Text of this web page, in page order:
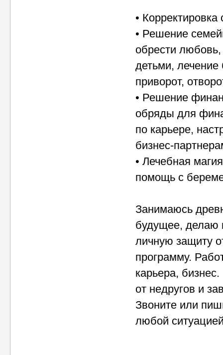
•
• Решение
обрести
детьми,
приворот,
• Решение
обряды для
по карьере,
бизнес-
• Лечебная
помощь с
Занимаюсь
будущее, делаю
личную защиту
программу.
карьера,
от недругов и
Звоните или
любой